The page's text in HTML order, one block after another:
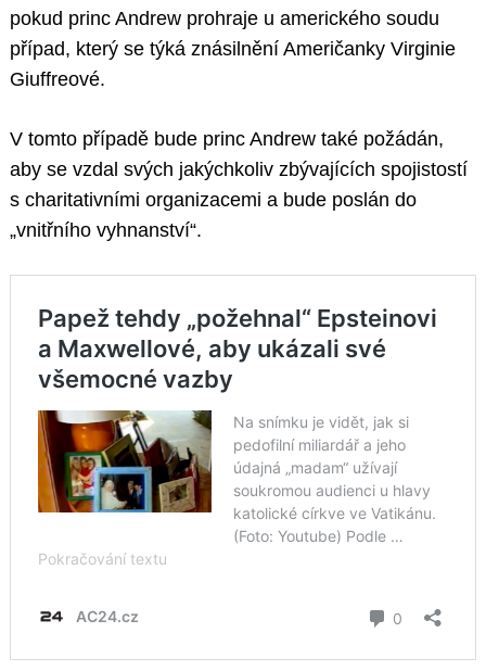
pokud princ Andrew prohraje u amerického soudu
případ, který se týká znásilnění Američanky Virginie
Giuffreové.
V tomto případě bude princ Andrew také požádán,
aby se vzdal svých jakýchkoliv zbývajících spojistostí
s charitativními organizacemi a bude poslán do
„vnitřního vyhnanství“.